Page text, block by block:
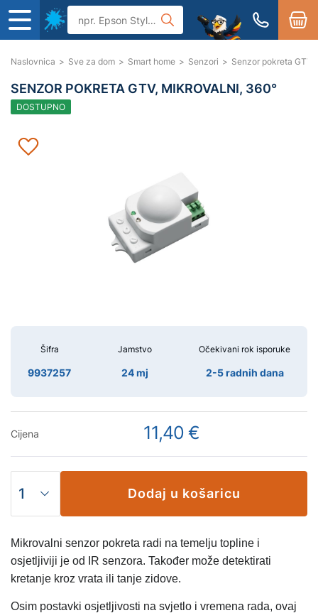
Naslovnica > Sve za dom > Smart home > Senzori > Senzor pokreta GTV,
Mikrovalni senzor pokreta radi na temelju topline i
osjetljiviji je od IR senzora. Također može detektirati
kretanje kroz vrata ili tanje zidove.
Osim postavki osjetljivosti na svjetlo i vremena rada, ovaj
SENZOR POKRETA GTV, MIKROVALNI, 360°
DOSTUPNO
Šifra
9937257
Jamstvo
24 mj
Očekivani rok isporuke
2-5 radnih dana
Cijena 11,40 €
Dodaj u košaricu